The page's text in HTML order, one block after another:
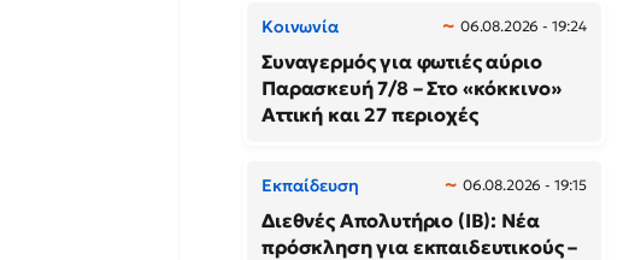
Κοινωνία 06.08.2026 - 19:24
Συναγερμός για φωτιές αύριο
Παρασκευή 7/8 – Στο «κόκκινο»
Αττική και 27 περιοχές
Εκπαίδευση 06.08.2026 - 19:15
Διεθνές Απολυτήριο (IB): Νέα
πρόσκληση για εκπαιδευτικούς –